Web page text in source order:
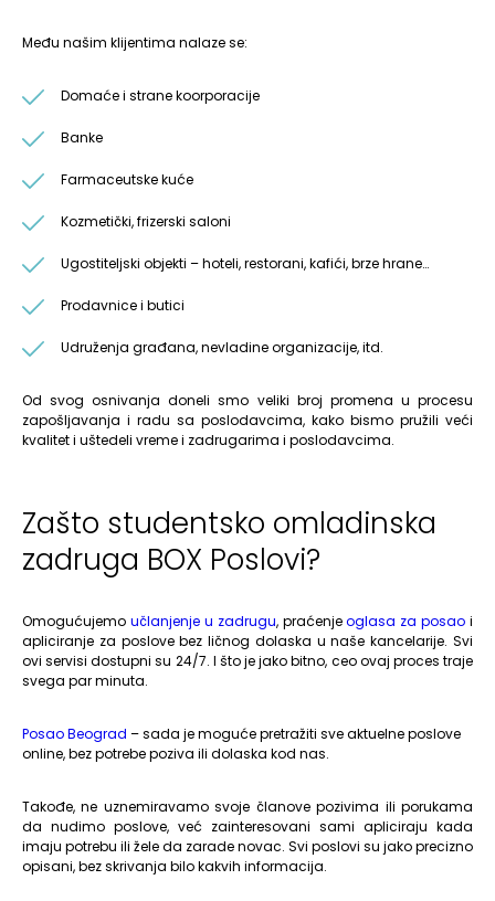
Među našim klijentima nalaze se:
Domaće i strane koorporacije
Banke
Farmaceutske kuće
Kozmetički, frizerski saloni
Ugostiteljski objekti – hoteli, restorani, kafići, brze hrane…
Prodavnice i butici
Udruženja građana, nevladine organizacije, itd.
Od svog osnivanja doneli smo veliki broj promena u procesu
zapošljavanja i radu sa poslodavcima, kako bismo pružili veći
kvalitet i uštedeli vreme i zadrugarima i poslodavcima.
Zašto studentsko omladinska
zadruga BOX Poslovi?
Omogućujemo učlanjenje u zadrugu, praćenjeoglasa za posao i
apliciranje za poslove bez ličnog dolaska u naše kancelarije. Svi
ovi servisi dostupni su 24/7. I što je jako bitno, ceo ovaj proces traje
svega par minuta.
Posao Beograd – sada je moguće pretražiti sve aktuelne poslove
online, bez potrebe poziva ili dolaska kod nas.
Takođe, ne uznemiravamo svoje članove pozivima ili porukama
da nudimo poslove, već zainteresovani sami apliciraju kada
imaju potrebu ili žele da zarade novac. Svi poslovi su jako precizno
opisani, bez skrivanja bilo kakvih informacija.